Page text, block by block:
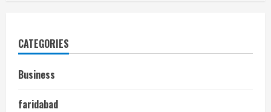
CATEGORIES
Business
faridabad